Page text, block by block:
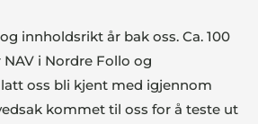
innholdsrikt år bak oss. Ca. 100
i Nordre Follo og
oss bli kjent med igjennom
kommet til oss for å teste ut